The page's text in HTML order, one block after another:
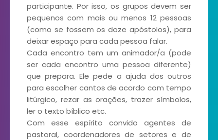
participante. Por isso, os grupos devem ser
pequenos com mais ou menos 12 pessoas
(como se fossem os doze apóstolos), para
deixar espaço para cada pessoa falar.
Cada encontro tem um animador/a (pode
ser cada encontro uma pessoa diferente)
que prepara. Ele pede a ajuda dos outros
para escolher cantos de acordo com tempo
litúrgico, rezar as orações, trazer símbolos,
ler o texto bíblico etc.
Com esse espírito convido agentes de
pastoral, coordenadores de setores e de